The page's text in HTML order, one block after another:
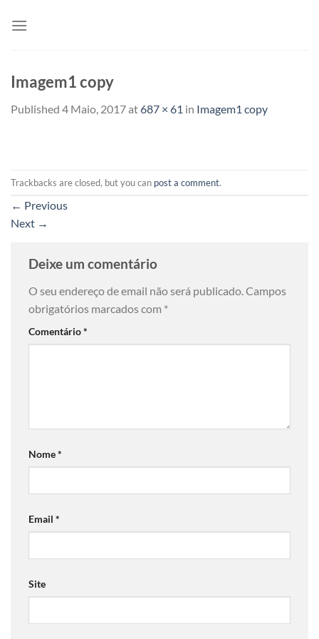
Imagem1 copy
Published 4 Maio, 2017at687 × 61 in Imagem1 copy
Trackbacks are closed, but you can post a comment.
← Previous
Next →
Deixe um comentário
O seu endereço de email não será publicado.Campos
obrigatórios marcados com *
Comentário*
Nome*
Email *
Site